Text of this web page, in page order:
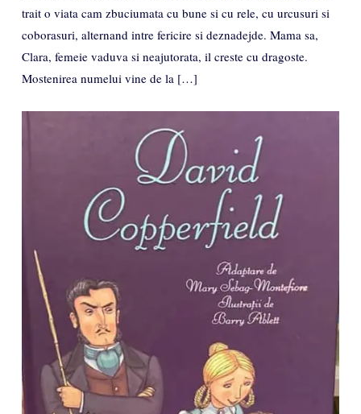
trait o viata cam zbuciumata cu bune si cu rele, cu urcusuri si
coborasuri, alternand intre fericire si deznadejde. Mama sa,
Clara, femeie vaduva si neajutorata, il creste cu dragoste.
Mostenirea numelui vine de la […]